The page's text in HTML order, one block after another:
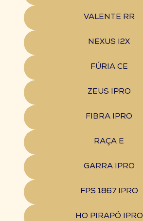
VALENTE RR
NEXUS I2X
FÚRIA CE
ZEUS IPRO
FIBRA IPRO
RAÇA E
GARRA IPRO
FPS 1867 IPRO
HO PIRAPÓ IPRO